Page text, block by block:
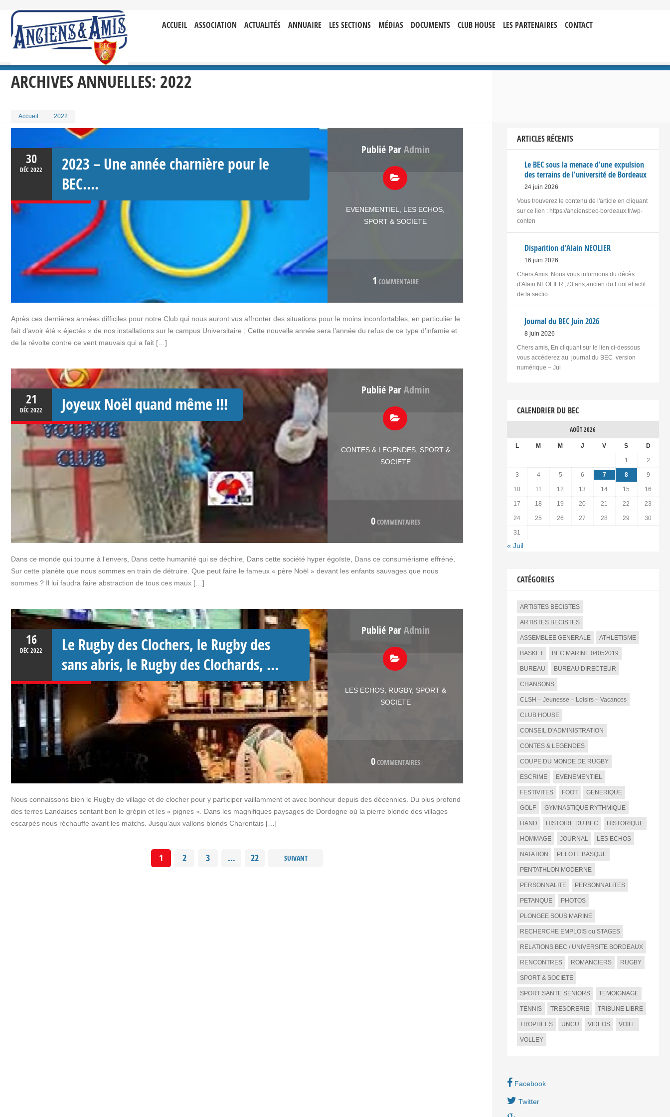
ACCUEIL ASSOCIATION ACTUALITÉS ANNUAIRE LES SECTIONS MÉDIAS DOCUMENTS CLUB HOUSE LES PARTENAIRES CONTACT
ARCHIVES ANNUELLES: 2022
Accueil 2022
30
DÉC2022
2023 – Une année charnière pour le
BEC….
Publié ParAdmin
EVENEMENTIEL LES ECHOS
SPORT & SOCIETE
1 COMMENTAIRE
Après ces dernières années difficiles pour notre Club qui nous auront vus affronter des situations pour le moins inconfortables, en particulier le
fait d’avoir été « éjectés » de nos installations sur le campus Universitaire ; Cette nouvelle année sera l’année du refus de ce type d’infamie et
de la révolte contre ce vent mauvais qui a fait […]
21
DÉC2022 Joyeux Noël quand même !!!
Publié ParAdmin
CONTES & LEGENDES, SPORT &
SOCIETE
0COMMENTAIRES
Dans ce monde qui tourne à l‘envers, Dans cette humanité qui se déchire, Dans cette société hyper égoïste, Dans ce consumérisme effréné,
Sur cette planète que nous sommes en train de détruire. Que peut faire le fameux « père Noël » devant les enfants sauvages que nous
sommes ? Il lui faudra faire abstraction de tous ces maux […]
16
DÉC2022
Le Rugby des Clochers, le Rugby des
sans abris, le Rugby des Clochards, …
Publié ParAdmin
LES ECHOS, RUGBY, SPORT &
SOCIETE
0COMMENTAIRES
Nous connaissons bien le Rugby de village et de clocher pour y participer vaillamment et avec bonheur depuis des décennies. Du plus profond
des terres Landaises sentant bon le grépin et les « pignes ». Dans les magnifiques paysages de Dordogne où la pierre blonde des villages
escarpés nous réchauffe avant les matchs. Jusqu’aux vallons blonds Charentais […]
1 2 3 … 22 SUIVANT
ARTICLES RÉCENTS
Le BEC sous la menace d'une expulsion
des terrains de l'université de Bordeaux
24 juin 2026
Vous trouverez le contenu de l'article en cliquant
sur ce lien : https://anciensbec-bordeaux.fr/wp-
conten
Disparition d'Alain NEOLIER
16 juin 2026
Chers Amis Nous vous informons du décès
d'Alain NEOLIER ,73 ans,ancien du Foot et actif
de la sectio
Journal du BEC Juin 2026
8 juin 2026
Chers amis, En cliquant sur le lien ci-dessous
vous accéderez au journal du BEC version
numérique – Jui
CALENDRIER DU BEC
AOÛT 2026
L M M J V S D
1 2
3 4 5 6 7 8 9
10 11 12 13 14 15 16
17 18 19 20 21 22 23
24 25 26 27 28 29 30
31
« Juil
CATÉGORIES
ARTISTES BECISTES
ARTISTES BECISTES
ASSEMBLEE GENERALE ATHLETISME
BASKET BEC MARINE 04052019
BUREAU BUREAU DIRECTEUR
CHANSONS
CLSH – Jeunesse – Loisirs – Vacances
CLUB HOUSE
CONSEIL D'ADMINISTRATION
CONTES & LEGENDES
COUPE DU MONDE DE RUGBY
ESCRIME EVENEMENTIEL
FESTIVITES FOOT GENERIQUE
GOLF GYMNASTIQUE RYTHMIQUE
HAND HISTOIRE DU BEC HISTORIQUE
HOMMAGE JOURNAL LES ECHOS
NATATION PELOTE BASQUE
PENTATHLON MODERNE
PERSONNALITE PERSONNALITES
PETANQUE PHOTOS
PLONGEE SOUS MARINE
RECHERCHE EMPLOIS ou STAGES
RELATIONS BEC / UNIVERSITE BORDEAUX
RENCONTRES ROMANCIERS RUGBY
SPORT & SOCIETE
SPORT SANTE SENIORS TEMOIGNAGE
TENNIS TRESORERIE TRIBUNE LIBRE
TROPHEES UNCU VIDEOS VOILE
VOLLEY
Facebook
Twitter